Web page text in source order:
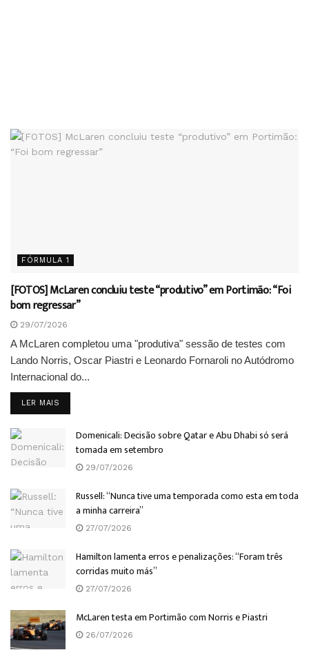
FÓRMULA 1
[FOTOS] McLaren concluiu teste “produtivo” em Portimão: “Foi
bom regressar”
29/07/2026
A McLaren completou uma "produtiva" sessão de testes com
Lando Norris, Oscar Piastri e Leonardo Fornaroli no Autódromo
Internacional do...
LER MAIS
Domenicali: Decisão sobre Qatar e Abu Dhabi só será
tomada em setembro
29/07/2026
Russell: “Nunca tive uma temporada como esta em toda
a minha carreira”
27/07/2026
Hamilton lamenta erros e penalizações: “Foram três
corridas muito más”
27/07/2026
McLaren testa em Portimão com Norris e Piastri
26/07/2026